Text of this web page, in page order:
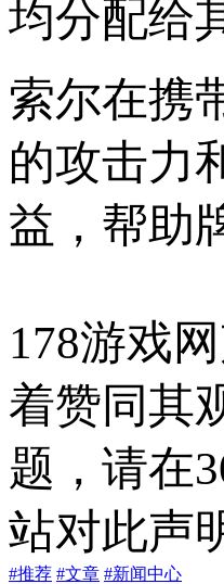
均分配给
索尔在携
的攻击力
益，帮助
178游戏
着赞同其
题，请在
站对此声
#推荐 #文章 #新闻中心